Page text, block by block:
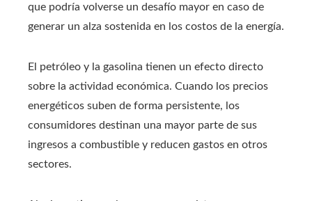
que podría volverse un desafío mayor en caso de
generar un alza sostenida en los costos de la energía.
El petróleo y la gasolina tienen un efecto directo
sobre la actividad económica. Cuando los precios
energéticos suben de forma persistente, los
consumidores destinan una mayor parte de sus
ingresos a combustible y reducen gastos en otros
sectores.